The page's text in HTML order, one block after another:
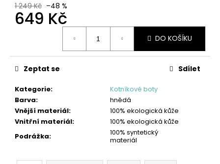
1 249 Kč –48 %
649 Kč
DO KOŠÍKU
Kategorie:
Kotníkové boty
Barva:
hnědá
Vnější materiál:
100% ekologická kůže
Vnitřní materiál:
100% ekologická kůže
Podrážka:
100% syntetický
materiál
Zeptat se Sdílet